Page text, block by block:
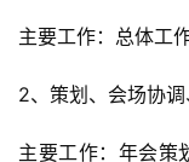
主要工作：总体工
2、策划、会场协
主要工作：年会策